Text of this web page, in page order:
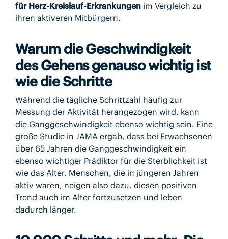
für Herz-Kreislauf-Erkrankungenim Vergleich zu
ihren aktiveren Mitbürgern.
Warum die Geschwindigkeit
des Gehens genauso wichtig ist
wie die Schritte
Während die tägliche Schrittzahl häufig zur
Messung der Aktivität herangezogen wird, kann
die Ganggeschwindigkeit ebenso wichtig sein. Eine
große Studie in JAMA ergab, dass bei Erwachsenen
über 65 Jahren die Ganggeschwindigkeit ein
ebenso wichtiger Prädiktor für die Sterblichkeit ist
wie das Alter. Menschen, die in jüngeren Jahren
aktiv waren, neigen also dazu, diesen positiven
Trend auch im Alter fortzusetzen und leben
dadurch länger.